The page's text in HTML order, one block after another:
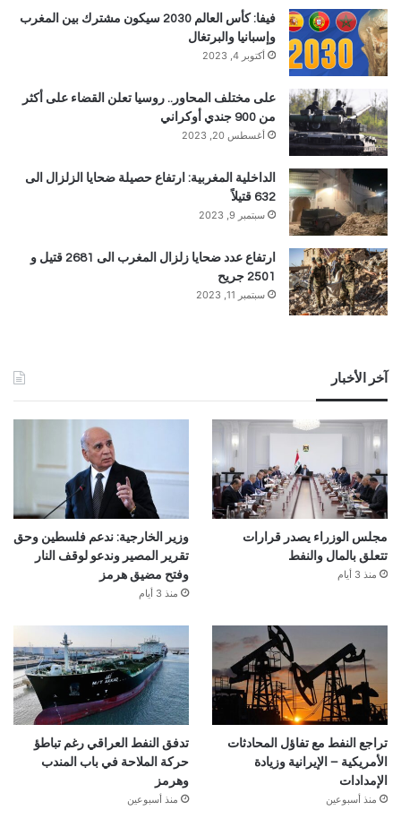
فيفا: كأس العالم 2030 سيكون مشترك بين المغرب
وإسبانيا والبرتغال
أكتوبر 4, 2023
على مختلف المحاور.. روسيا تعلن القضاء على أكثر
من 900 جندي أوكراني
أغسطس 20, 2023
الداخلية المغربية: ارتفاع حصيلة ضحايا الزلزال الى
632 قتيلاً
سبتمبر 9, 2023
ارتفاع عدد ضحايا زلزال المغرب الى 2681 قتيل و
2501 جريح
سبتمبر 11, 2023
آخر الأخبار
مجلس الوزراء يصدر قرارات
تتعلق بالمال والنفط
منذ 3 أيام
وزير الخارجية: ندعم فلسطين وحق
تقرير المصير وندعو لوقف النار
وفتح مضيق هرمز
منذ 3 أيام
تراجع النفط مع تفاؤل المحادثات
الأمريكية – الإيرانية وزيادة
الإمدادات
منذ أسبوعين
تدفق النفط العراقي رغم تباطؤ
حركة الملاحة في باب المندب
وهرمز
منذ أسبوعين